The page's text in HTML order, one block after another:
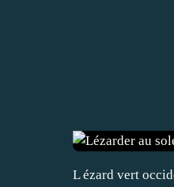
L ézard vert